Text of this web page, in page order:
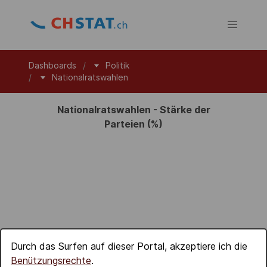
Dashboards
Politik
Nationalratswahlen
Nationalratswahlen - Stärke der
Parteien (%)
Durch das Surfen auf dieser Portal, akzeptiere ich die
Benützungsrechte.